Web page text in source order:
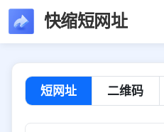
快缩短网址
短网址 二维码